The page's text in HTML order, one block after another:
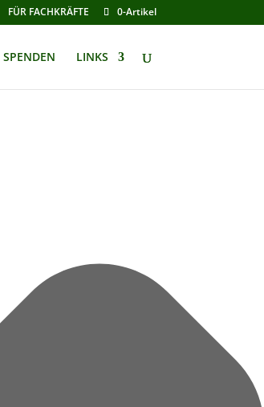
FÜR FACHKRÄFTE 0-Artikel
SPENDEN LINKS